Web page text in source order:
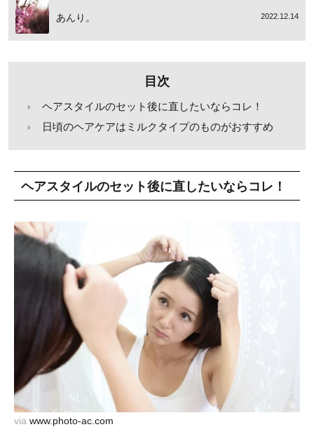
あんり。 2022.12.14
目次
ヘアスタイルのセット後に直したいならコレ！
日頃のヘアケアはミルクタイプのものがおすすめ
ヘアスタイルのセット後に直したいならコレ！
via www.photo-ac.com